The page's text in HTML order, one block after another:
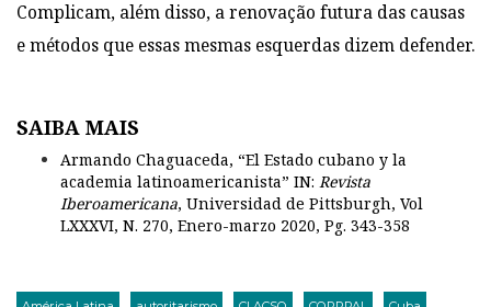
Complicam, além disso, a renovação futura das causas
e métodos que essas mesmas esquerdas dizem defender.
SAIBA MAIS
Armando Chaguaceda, “El Estado cubano y la
academia latinoamericanista” IN: Revista
Iberoamericana, Universidad de Pittsburgh, Vol
LXXXVI, N. 270, Enero-marzo 2020, Pg. 343-358